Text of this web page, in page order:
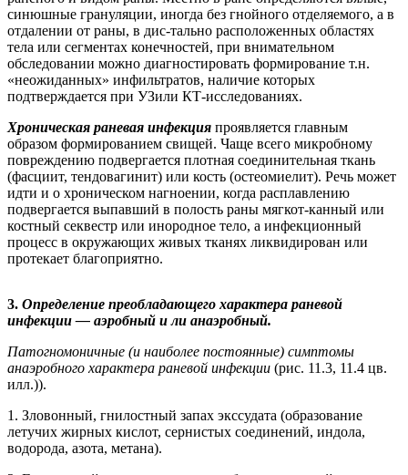
синюшные грануляции, иногда без гнойного отделяемого, а в
отдалении от раны, в дис-тально расположенных областях
тела или сегментах конечностей, при внимательном
обследовании можно диагностировать формирование т.н.
«неожиданных» инфильтратов, наличие которых
подтверждается при УЗили КТ-исследованиях.
Хроническая раневая инфекция проявляется главным
образом формированием свищей. Чаще всего микробному
повреждению подвергается плотная соединительная ткань
(фасциит, тендовагинит) или кость (остеомиелит). Речь может
идти и о хроническом нагноении, когда расплавлению
подвергается выпавший в полость раны мягкот-канный или
костный секвестр или инородное тело, а инфекционный
процесс в окружающих живых тканях ликвидирован или
протекает благоприятно.
3. Определение преобладающего характера раневой
инфекции — аэробный и ли анаэробный.
Патогномоничные (и наиболее постоянные) симптомы
анаэробного характера раневой инфекции (рис. 11.3, 11.4 цв.
илл.)).
1. Зловонный, гнилостный запах экссудата (образование
летучих жирных кислот, сернистых соединений, индола,
водорода, азота, метана).